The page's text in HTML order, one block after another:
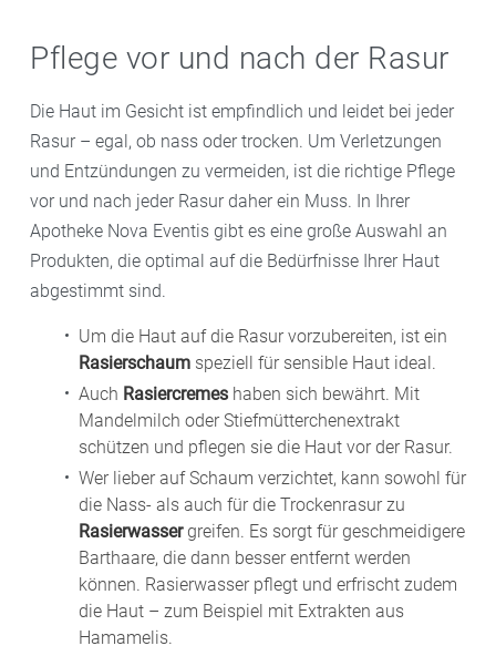
Pflege vor und nach der Rasur
Die Haut im Gesicht ist empfindlich und leidet bei jeder
Rasur – egal, ob nass oder trocken. Um Verletzungen
und Entzündungen zu vermeiden, ist die richtige Pflege
vor und nach jeder Rasur daher ein Muss. In Ihrer
Apotheke Nova Eventis gibt es eine große Auswahl an
Produkten, die optimal auf die Bedürfnisse Ihrer Haut
abgestimmt sind.
Um die Haut auf die Rasur vorzubereiten, ist ein
Rasierschaum speziell für sensible Haut ideal.
Auch Rasiercremes haben sich bewährt. Mit
Mandelmilch oder Stiefmütterchenextrakt
schützen und pflegen sie die Haut vor der Rasur.
Wer lieber auf Schaum verzichtet, kann sowohl für
die Nass- als auch für die Trockenrasur zu
Rasierwassergreifen. Es sorgt für geschmeidigere
Barthaare, die dann besser entfernt werden
können. Rasierwasser pflegt und erfrischt zudem
die Haut – zum Beispiel mit Extrakten aus
Hamamelis.